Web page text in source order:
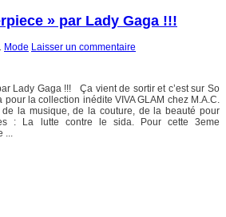
» par Lady Gaga !!!
Mode Laisser un commentaire
Lady Gaga !!! Ça vient de sortir et c’est sur So
pour la collection inédite VIVA GLAM chez M.A.C.
la musique, de la couture, de la beauté pour
: La lutte contre le sida. Pour cette 3eme
...